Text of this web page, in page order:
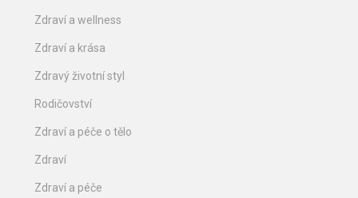
Zdraví a wellness
Zdraví a krása
Zdravý životní styl
Rodičovství
Zdraví a péče o tělo
Zdraví
Zdraví a péče